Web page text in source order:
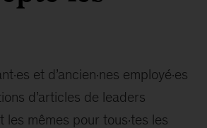
et d’ancien·nes employé·es
d’articles de leaders
les mêmes pour tous·tes les